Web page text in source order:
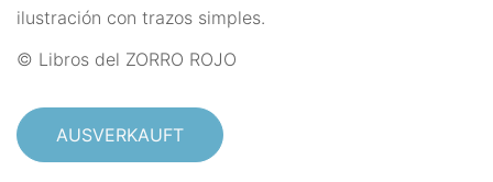
ilustración con trazos simples.
© Libros del ZORRO ROJO
AUSVERKAUFT